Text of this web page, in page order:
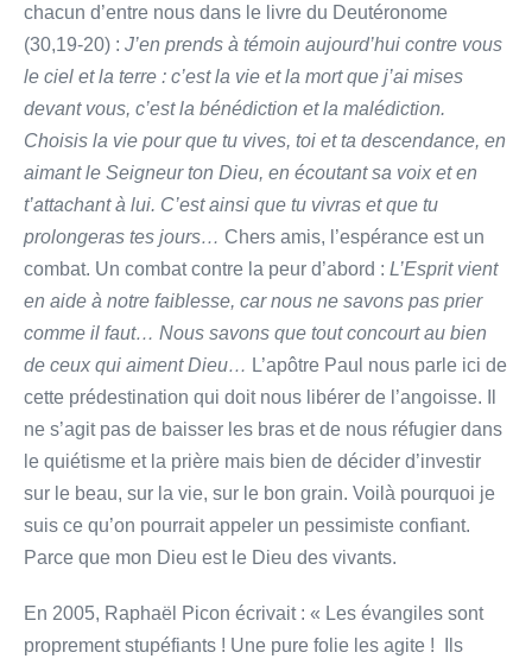
chacun d’entre nous dans le livre du Deutéronome
(30,19-20) : J’en prends à témoin aujourd’hui contre vous
le ciel et la terre : c’est la vie et la mort que j’ai mises
devant vous, c’est la bénédiction et la malédiction.
Choisis la vie pour que tu vives, toi et ta descendance, en
aimant le Seigneur ton Dieu, en écoutant sa voix et en
t’attachant à lui. C’est ainsi que tu vivras et que tu
prolongeras tes jours… Chers amis, l’espérance est un
combat. Un combat contre la peur d’abord : L’Esprit vient
en aide à notre faiblesse, car nous ne savons pas prier
comme il faut… Nous savons que tout concourt au bien
de ceux qui aiment Dieu… L’apôtre Paul nous parle ici de
cette prédestination qui doit nous libérer de l’angoisse. Il
ne s’agit pas de baisser les bras et de nous réfugier dans
le quiétisme et la prière mais bien de décider d’investir
sur le beau, sur la vie, sur le bon grain. Voilà pourquoi je
suis ce qu’on pourrait appeler un pessimiste confiant.
Parce que mon Dieu est le Dieu des vivants.
En 2005, Raphaël Picon écrivait : « Les évangiles sont
proprement stupéfiants ! Une pure folie les agite ! Ils